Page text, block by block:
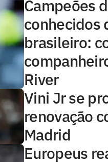
Campeões
conhecidos
brasileiro:
River
Vini Jr se
renovação
Madrid
Europeus